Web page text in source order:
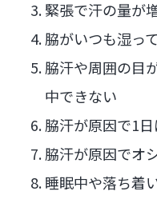
緊張で汗の量が
脇がいつも湿っ
脇汗や周囲の目
中できない
脇汗が原因で1
脇汗が原因でオ
睡眠中や落ち着